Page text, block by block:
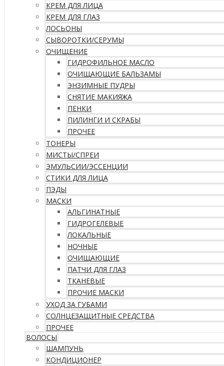
КРЕМ ДЛЯ ЛИЦА
КРЕМ ДЛЯ ГЛАЗ
ЛОСЬОНЫ
СЫВОРОТКИ/СЕРУМЫ
ОЧИЩЕНИЕ
ГИДРОФИЛЬНОЕ МАСЛО
ОЧИЩАЮЩИЕ БАЛЬЗАМЫ
ЭНЗИМНЫЕ ПУДРЫ
СНЯТИЕ МАКИЯЖА
ПЕНКИ
ПИЛИНГИ И СКРАБЫ
ПРОЧЕЕ
ТОНЕРЫ
МИСТЫ/СПРЕИ
ЭМУЛЬСИИ/ЭССЕНЦИИ
СТИКИ ДЛЯ ЛИЦА
ПЭДЫ
МАСКИ
АЛЬГИНАТНЫЕ
ГИДРОГЕЛЕВЫЕ
ЛОКАЛЬНЫЕ
НОЧНЫЕ
ОЧИЩАЮЩИЕ
ПАТЧИ ДЛЯ ГЛАЗ
ТКАНЕВЫЕ
ПРОЧИЕ МАСКИ
УХОД ЗА ГУБАМИ
СОЛНЦЕЗАЩИТНЫЕ СРЕДСТВА
ПРОЧЕЕ
ВОЛОСЫ
ШАМПУНЬ
КОНДИЦИОНЕР